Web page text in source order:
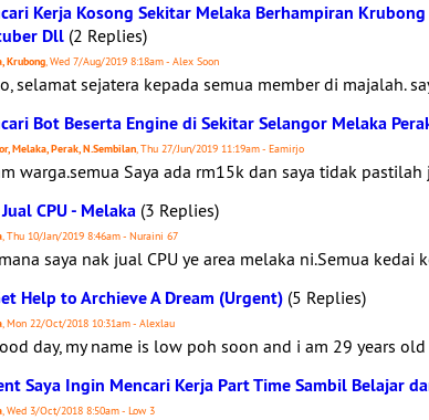
Kerja Kosong Sekitar Melaka Berhampiran
Dll (2 Replies)
Krubong, Wed 7/Aug/2019 8:18am - Alex Soon
selamat sejatera kepada semua member di majalah.
Bot Beserta Engine di Sekitar Selangor Melaka
Melaka, Perak, N.Sembilan, Thu 27/Jun/2019 11:19am - Eamirjo
warga.semua Saya ada rm15k dan saya tidak
CPU - Melaka (3 Replies)
, Thu 10/Jan/2019 8:46am - Nuraini 67
saya nak jual CPU ye area melaka ni.Semua kedai
Help to Archieve A Dream (Urgent) (5 Replies)
, Mon 22/Oct/2018 10:31am - Alexlau
day, my name is low poh soon and i am 29 years
Saya Ingin Mencari Kerja Part Time Sambil Belajar
, Wed 3/Oct/2018 8:50am - Low 3